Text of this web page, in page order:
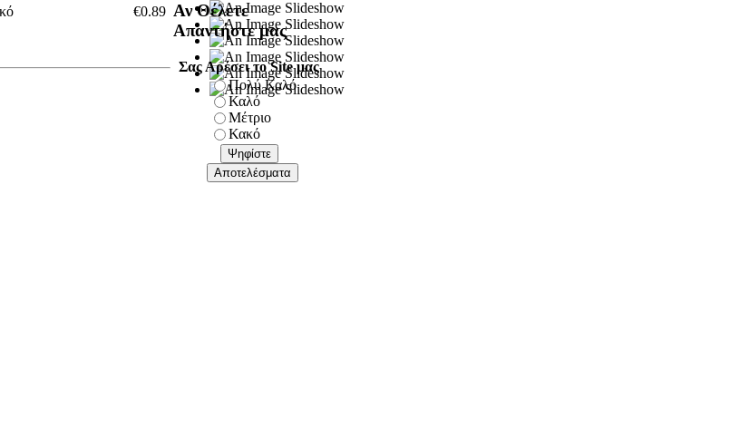
€0.89 Αν Θέλετε
Απαντήστε μας
Σας Αρέσει το Site μας
Πολύ Καλό
Καλό
Μέτριο
Κακό